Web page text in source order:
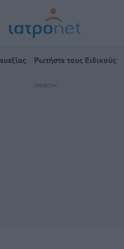
Ρωτήστε τους Ειδικούς